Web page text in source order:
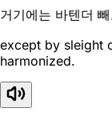
거기에는 바텐더
except by sleight
harmonized.